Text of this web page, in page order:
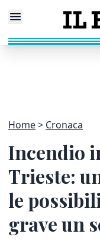
Home Cronaca
Incendio
Trieste:
le
grave un